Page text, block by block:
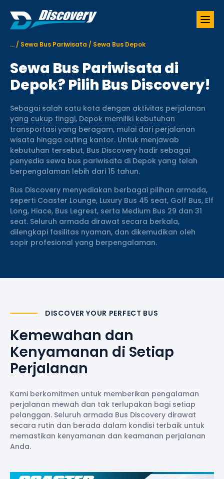
... / Sewa Bus Pariwisata / Sewa Bus Depok
Sewa Bus Pariwisata di
Depok? Pilih Bus Discovery!
Sebagai salah satu kota dengan aktivitas perjalanan
yang cukup tinggi, Depok memiliki kebutuhan
transportasi yang beragam, mulai dari perjalanan
wisata hingga outing kantor. Untuk menjawab
kebutuhan tersebut, Bus Discovery hadir sebagai
penyedia sewa bus pariwisata di Depok yang telah
berpengalaman lebih dari 15 tahun.
Bus Discovery menyediakan berbagai pilihan armada,
seperti Coaster Lounge, Luxury Bus 45 seat, Golf Bus, Elf
Long, Hiace, Bus Legrest, serta Medium Bus 29 dan 31
seat. Seluruh armada dirawat secara berkala,
dilengkapi fasilitas nyaman, dan dikemudikan oleh
sopir profesional yang berpengalaman.
DISCOVER YOUR PERFECT BUS
Kemewahan dan
Kenyamanan di Setiap
Perjalanan
Kami berkomitmen untuk memberikan pengalaman
perjalanan mewah dan tak terlupakan bagi setiap
pelanggan. Seluruh armada Bus Discovery dirawat
secara rutin dan berada dalam kondisi terbaik untuk
memastikan kenyamanan dan keamanan perjalanan
Anda.